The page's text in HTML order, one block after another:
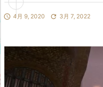
 4月 9, 2020  3月 7, 2022